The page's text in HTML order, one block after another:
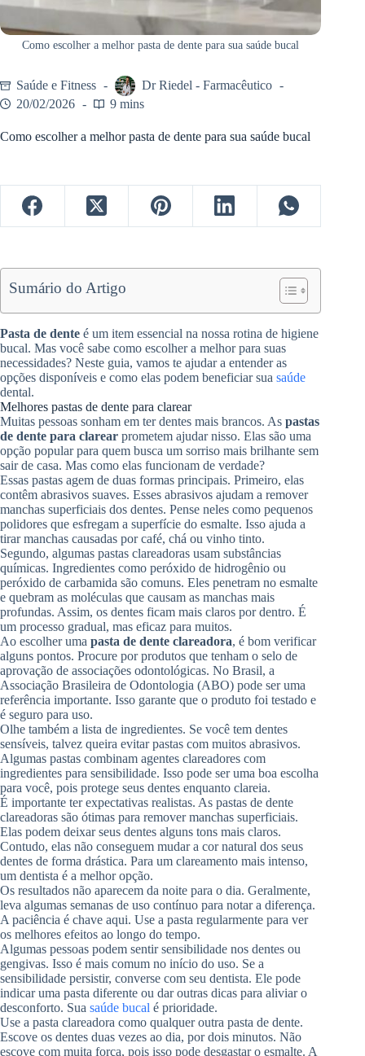
Como escolher a melhor pasta de dente para sua saúde bucal
Saúde e Fitness
Dr Riedel - Farmacêutico
20/02/2026
9 mins
Como escolher a melhor pasta de dente para sua saúde bucal
Sumário do Artigo
Pasta de dente é um item essencial na nossa rotina de higiene
bucal. Mas você sabe como escolher a melhor para suas
necessidades? Neste guia, vamos te ajudar a entender as
opções disponíveis e como elas podem beneficiar sua saúde
dental.
Melhores pastas de dente para clarear
Muitas pessoas sonham em ter dentes mais brancos. As pastas
de dente para clarear prometem ajudar nisso. Elas são uma
opção popular para quem busca um sorriso mais brilhante sem
sair de casa. Mas como elas funcionam de verdade?
Essas pastas agem de duas formas principais. Primeiro, elas
contêm abrasivos suaves. Esses abrasivos ajudam a remover
manchas superficiais dos dentes. Pense neles como pequenos
polidores que esfregam a superfície do esmalte. Isso ajuda a
tirar manchas causadas por café, chá ou vinho tinto.
Segundo, algumas pastas clareadoras usam substâncias
químicas. Ingredientes como peróxido de hidrogênio ou
peróxido de carbamida são comuns. Eles penetram no esmalte
e quebram as moléculas que causam as manchas mais
profundas. Assim, os dentes ficam mais claros por dentro. É
um processo gradual, mas eficaz para muitos.
Ao escolher uma pasta de dente clareadora, é bom verificar
alguns pontos. Procure por produtos que tenham o selo de
aprovação de associações odontológicas. No Brasil, a
Associação Brasileira de Odontologia (ABO) pode ser uma
referência importante. Isso garante que o produto foi testado e
é seguro para uso.
Olhe também a lista de ingredientes. Se você tem dentes
sensíveis, talvez queira evitar pastas com muitos abrasivos.
Algumas pastas combinam agentes clareadores com
ingredientes para sensibilidade. Isso pode ser uma boa escolha
para você, pois protege seus dentes enquanto clareia.
É importante ter expectativas realistas. As pastas de dente
clareadoras são ótimas para remover manchas superficiais.
Elas podem deixar seus dentes alguns tons mais claros.
Contudo, elas não conseguem mudar a cor natural dos seus
dentes de forma drástica. Para um clareamento mais intenso,
um dentista é a melhor opção.
Os resultados não aparecem da noite para o dia. Geralmente,
leva algumas semanas de uso contínuo para notar a diferença.
A paciência é chave aqui. Use a pasta regularmente para ver
os melhores efeitos ao longo do tempo.
Algumas pessoas podem sentir sensibilidade nos dentes ou
gengivas. Isso é mais comum no início do uso. Se a
sensibilidade persistir, converse com seu dentista. Ele pode
indicar uma pasta diferente ou dar outras dicas para aliviar o
desconforto. Sua saúde bucal é prioridade.
Use a pasta clareadora como qualquer outra pasta de dente.
Escove os dentes duas vezes ao dia, por dois minutos. Não
escove com muita força, pois isso pode desgastar o esmalte. A